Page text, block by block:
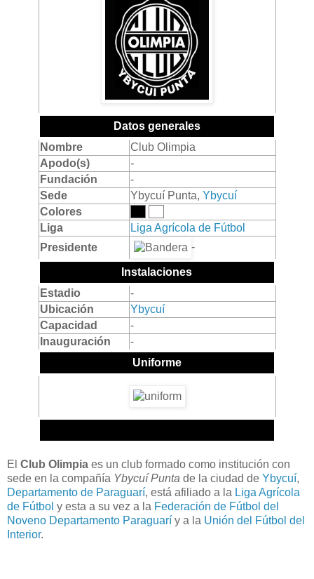
Datos generales
Nombre
Club Olimpia
Apodo(s)
-
Fundación
-
Sede
Ybycuí Punta, Ybycuí
Colores
Liga
Liga Agrícola de Fútbol
Presidente
-
Instalaciones
Estadio
-
Ubicación
Ybycuí
Capacidad
-
Inauguración
-
Uniforme
El Club Olimpia es un club formado como institución con
sede en la compañía Ybycuí Punta de la ciudad de Ybycuí,
Departamento de Paraguarí, está afiliado a la Liga Agrícola
de Fútbol y esta a su vez a la Federación de Fútbol del
Noveno Departamento Paraguarí y a la Unión del Fútbol del
Interior.